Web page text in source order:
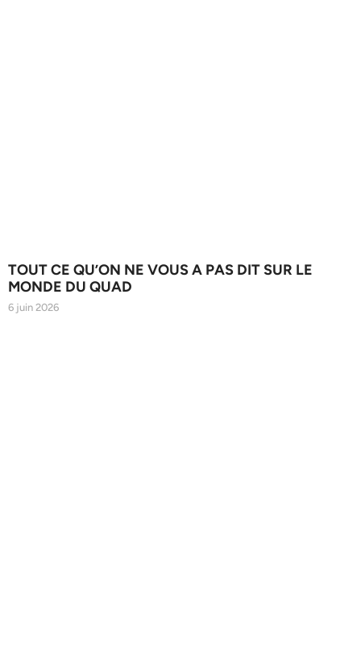
TOUT CE QU’ON NE VOUS A PAS DIT SUR LE
MONDE DU QUAD
6 juin 2026